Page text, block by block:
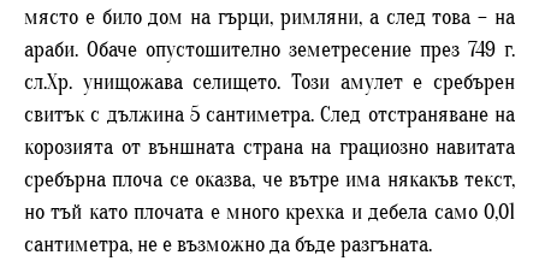
място е било дом на гърци, римляни, а след това – на
араби. Обаче опустошително земетресение през 749 г.
сл.Хр. унищожава селището. Този амулет е сребърен
свитък с дължина 5 сантиметра. След отстраняване на
корозията от външната страна на грациозно навитата
сребърна плоча се оказва, че вътре има някакъв текст,
но тъй като плочата е много крехка и дебела само 0,01
сантиметра, не е възможно да бъде разгъната.